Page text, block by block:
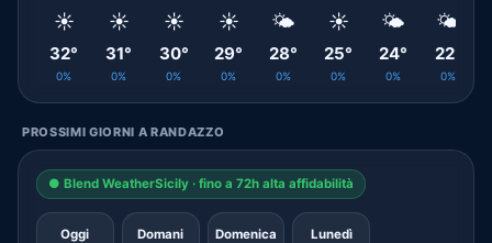
☀️
32°
0%
☀️
31°
0%
☀️
30°
0%
☀️
29°
0%
🌤️
28°
0%
☀️
25°
0%
🌤️
24°
0%
🌤️
22°
0%
PROSSIMI GIORNI A RANDAZZO
● Blend WeatherSicily · fino a 72h alta affidabilità
Oggi Domani Domenica Lunedì